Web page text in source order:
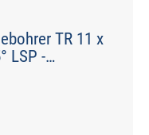
TR 11 x
LSP -